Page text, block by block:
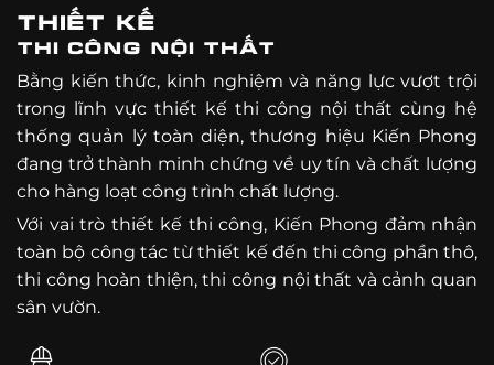
THIẾT KẾ
THI CÔNG NỘI THẤT
Bằng kiến thức, kinh nghiệm và năng lực vượt trội
trong lĩnh vực thiết kế thi công nội thất cùng hệ
thống quản lý toàn diện, thương hiệu Kiến Phong
đang trở thành minh chứng về uy tín và chất lượng
cho hàng loạt công trình chất lượng.
Với vai trò thiết kế thi công, Kiến Phong đảm nhận
toàn bộ công tác từ thiết kế đến thi công phần thô,
thi công hoàn thiện, thi công nội thất và cảnh quan
sân vườn.